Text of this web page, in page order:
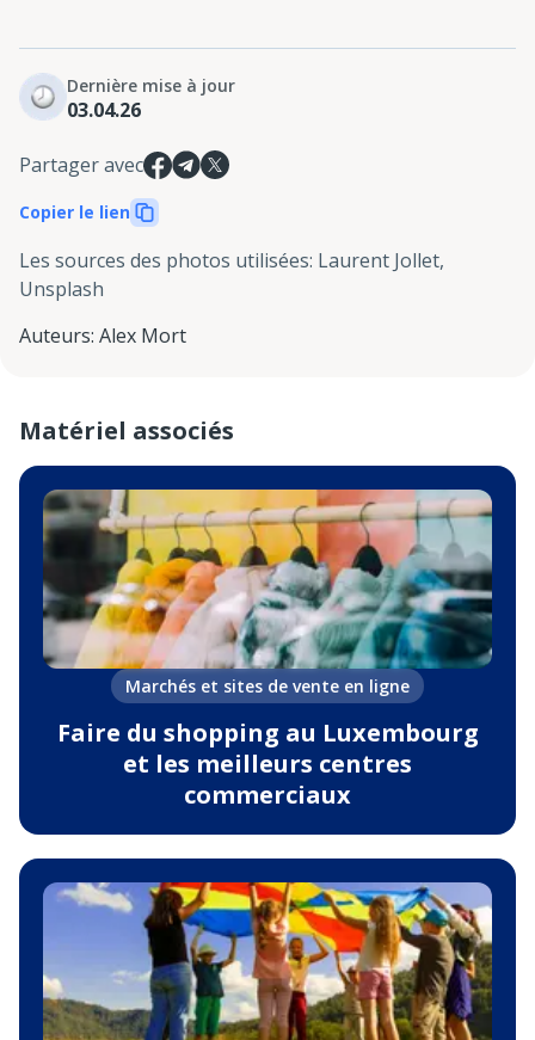
Dernière mise à jour
03.04.26
Partager avec
Copier le lien
Les sources des photos utilisées: Laurent Jollet,
Unsplash
Auteurs: Alex Mort
Matériel associés
Marchés et sites de vente en ligne
Faire du shopping au Luxembourg
et les meilleurs centres
commerciaux